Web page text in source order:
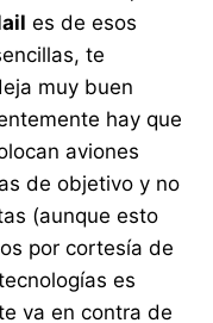
es de esos
te
muy buen
hay que
aviones
de objetivo y no
(aunque esto
por cortesía de
es
va en contra de